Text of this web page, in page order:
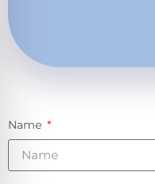
Name